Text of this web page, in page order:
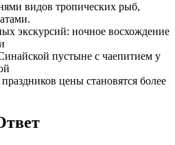
видов тропических рыб,
экскурсий: ночное восхождение
пустыне с чаепитием у
цены становятся более